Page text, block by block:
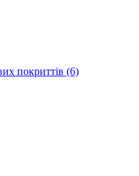
покриттів (6)